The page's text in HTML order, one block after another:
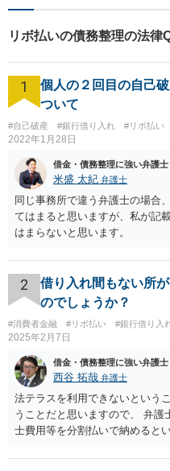
隣接士
密な連携
無料】
リボ払いの債務整理の法律
1
個人の２回目の自己
ついて
#自己破産 #銀行借り入れ #リボ払い
2022年1月28日
借金・債務整理に強い弁護士
米盛 太紀 弁護士
同じ事務所で違う弁護士の場合
てはまると思いますが、私が記
はまらないと思います。
2
借り入れ間もない所
のでしょうか？
#消費者金融 #リボ払い #銀行借り入
2025年2月7日
借金・債務整理に強い弁護士
西谷 拓哉 弁護士
法テラスを利用できないという
うことだと思いますので、 弁
士費用等を分割払いで納めると
は、負債が拡大するだけになる